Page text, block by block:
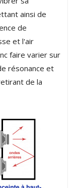
ainsi de
de
et l'air
faire varier sur
résonance et
de la